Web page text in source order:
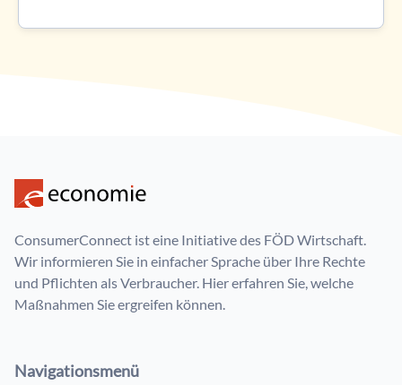
ConsumerConnect ist eine Initiative des FÖD Wirtschaft.
Wir informieren Sie in einfacher Sprache über Ihre Rechte
und Pflichten als Verbraucher. Hier erfahren Sie, welche
Maßnahmen Sie ergreifen können.
Navigationsmenü